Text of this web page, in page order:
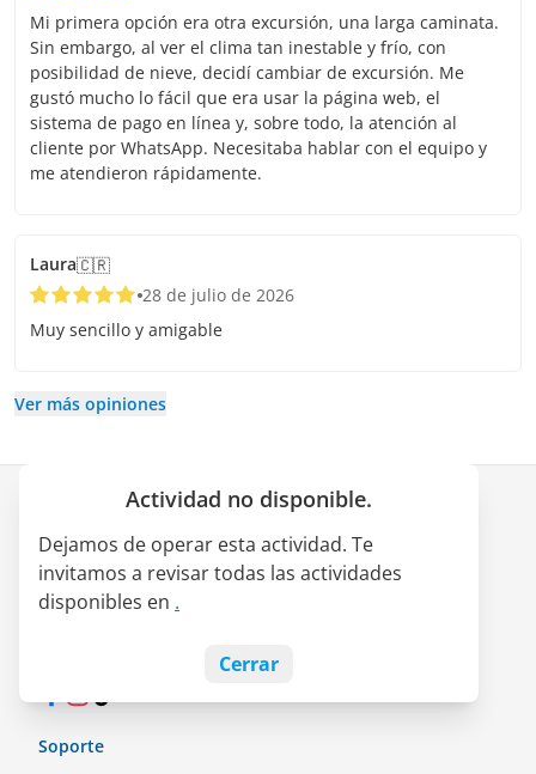
Mi primera opción era otra excursión, una larga caminata.
Sin embargo, al ver el clima tan inestable y frío, con
posibilidad de nieve, decidí cambiar de excursión. Me
gustó mucho lo fácil que era usar la página web, el
sistema de pago en línea y, sobre todo, la atención al
cliente por WhatsApp. Necesitaba hablar con el equipo y
me atendieron rápidamente.
Laura🇨🇷
28 de julio de 2026
Muy sencillo y amigable
Ver más opiniones
Actividad no disponible.
Dejamos de operar esta actividad. Te
invitamos a revisar todas las actividades
disponibles en .
Cerrar
Quiénes somos
Alianza LATAM Pass
Empleos
Soporte